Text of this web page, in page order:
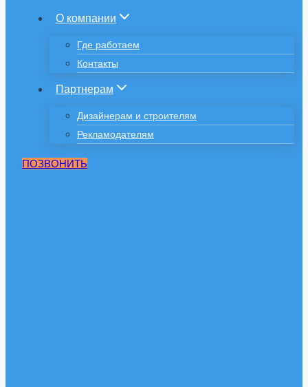
О компании
Где работаем
Контакты
Партнерам
Дизайнерам и строителям
Рекламодателям
ПОЗВОНИТЬ